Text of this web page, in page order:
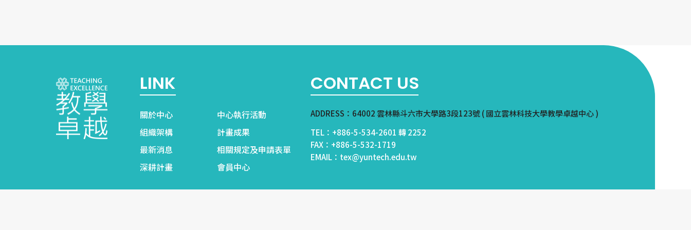
LINK
關於中心
中心執行活動
組織架構
計畫成果
最新消息
相關規定及申請表單
深耕計畫
會員中心
CONTACT US
ADDRESS：64002 雲林縣斗六市大學路3段123號 ( 國立雲林科技大學教學卓越中心 )
TEL：+886-5-534-2601 轉 2252
FAX：+886-5-532-1719
EMAIL：tex@yuntech.edu.tw